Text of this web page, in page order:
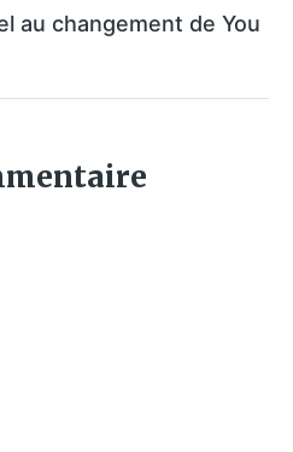
au changement de You